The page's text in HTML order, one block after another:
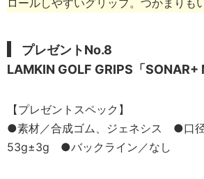
プレゼントNo.8
LAMKIN GOLF GRIPS「SONAR+
【プレゼントスペック】
●素材／合成ゴム、ジェネシス ●口
53g±3g ●バックライン／なし